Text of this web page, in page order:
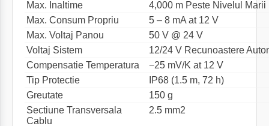
Max. Inaltime
4,000 m Peste Nivelul Marii
Max. Consum Propriu
5 – 8 mA at 12 V
Max. Voltaj Panou
50 V @ 24 V
Voltaj Sistem
12/24 V Recunoastere
Compensatie Temperatura
−25 mV/K at 12 V
Tip Protectie
IP68 (1.5 m, 72 h)
Greutate
150 g
Sectiune Transversala
Cablu
2.5 mm2